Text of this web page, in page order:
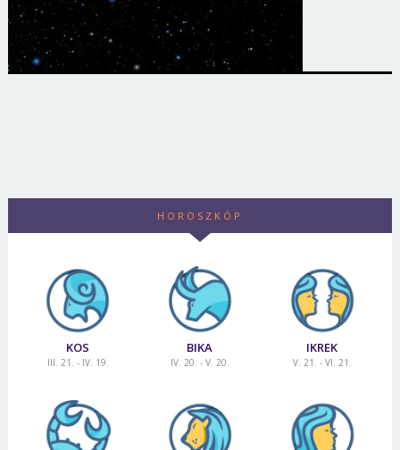
HOROSZKÓP
KOS
III. 21. - IV. 19.
BIKA
IV. 20. - V. 20.
IKREK
V. 21. - VI. 21.